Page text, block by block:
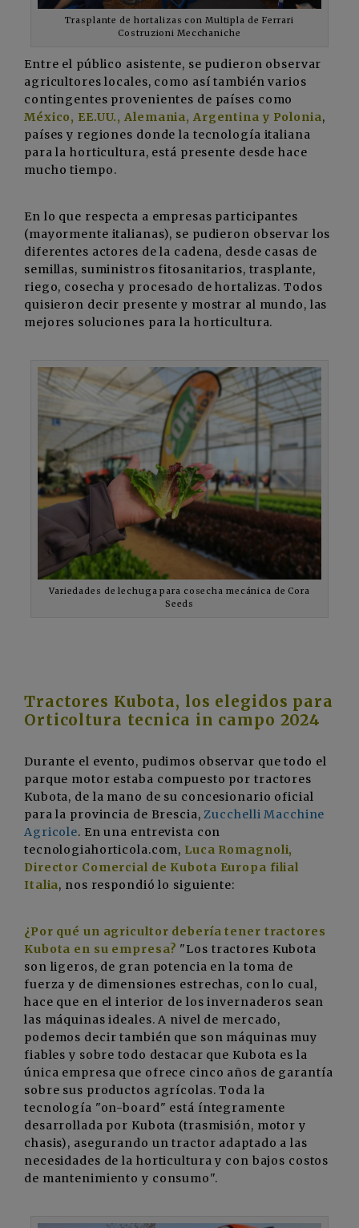
Trasplante de hortalizas con Multipla de Ferrari
Costruzioni Mecchaniche
Entre el público asistente, se pudieron observar
agricultores locales, como así también varios
contingentes provenientes de países como
México, EE.UU., Alemania, Argentina y Polonia,
países y regiones donde la tecnología italiana
para la horticultura, está presente desde hace
mucho tiempo.
En lo que respecta a empresas participantes
(mayormente italianas), se pudieron observar los
diferentes actores de la cadena, desde casas de
semillas, suministros fitosanitarios, trasplante,
riego, cosecha y procesado de hortalizas. Todos
quisieron decir presente y mostrar al mundo, las
mejores soluciones para la horticultura.
Variedades de lechuga para cosecha mecánica de Cora
Seeds
Tractores Kubota, los elegidos para
Orticoltura tecnica in campo 2024
Durante el evento, pudimos observar que todo el
parque motor estaba compuesto por tractores
Kubota, de la mano de su concesionario oficial
para la provincia de Brescia, Zucchelli Macchine
Agricole. En una entrevista con
tecnologiahorticola.com, Luca Romagnoli,
Director Comercial de Kubota Europa filial
Italia, nos respondió lo siguiente:
¿Por qué un agricultor debería tener tractores
Kubota en su empresa? "Los tractores Kubota
son ligeros, de gran potencia en la toma de
fuerza y de dimensiones estrechas, con lo cual,
hace que en el interior de los invernaderos sean
las máquinas ideales. A nivel de mercado,
podemos decir también que son máquinas muy
fiables y sobre todo destacar que Kubota es la
única empresa que ofrece cinco años de garantía
sobre sus productos agrícolas. Toda la
tecnología "on-board" está íntegramente
desarrollada por Kubota (trasmisión, motor y
chasis), asegurando un tractor adaptado a las
necesidades de la horticultura y con bajos costos
de mantenimiento y consumo".